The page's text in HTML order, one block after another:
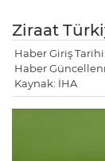
Ziraat
Haber Giriş Tarihi:
Haber
Kaynak: İHA